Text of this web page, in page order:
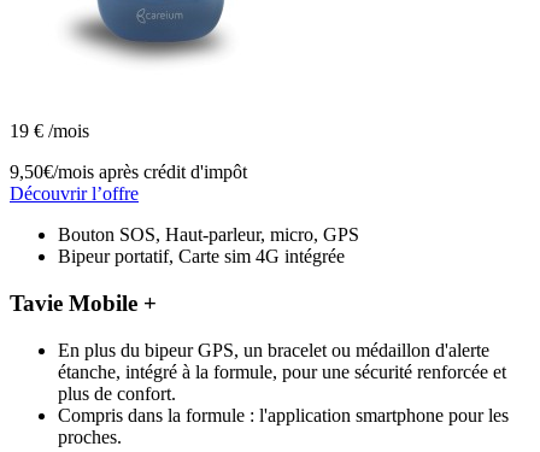
19 € /mois
9,50€/mois après crédit d'impôt
Découvrir l’offre
Bouton SOS, Haut-parleur, micro, GPS
Bipeur portatif, Carte sim 4G intégrée
Tavie Mobile +
En plus du bipeur GPS, un bracelet ou médaillon d'alerte
étanche, intégré à la formule, pour une sécurité renforcée et
plus de confort.
Compris dans la formule : l'application smartphone pour les
proches.